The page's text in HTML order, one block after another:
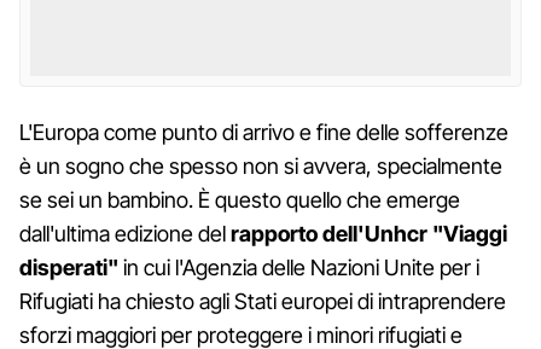
L'Europa come punto di arrivo e fine delle sofferenze
è un sogno che spesso non si avvera, specialmente
se sei un bambino. È questo quello che emerge
dall'ultima edizione delrapporto dell'Unhcr "Viaggi
disperati" in cui l'Agenzia delle Nazioni Unite per i
Rifugiati ha chiesto agli Stati europei di intraprendere
sforzi maggiori per proteggere i minori rifugiati e